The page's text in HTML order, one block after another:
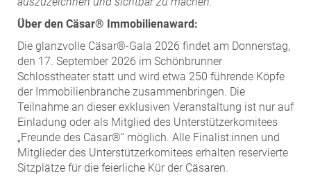
Über den Cäsar® Immobilienaward:
Die glanzvolle Cäsar®-Gala 2026 findet am Donnerstag,
den 17. September 2026 im Schönbrunner
Schlosstheater statt und wird etwa 250 führende Köpfe
der Immobilienbranche zusammenbringen. Die
Teilnahme an dieser exklusiven Veranstaltung ist nur auf
Einladung oder als Mitglied des Unterstützerkomitees
„Freunde des Cäsar®“ möglich. Alle Finalist:innen und
Mitglieder des Unterstützerkomitees erhalten reservierte
Sitzplätze für die feierliche Kür der Cäsaren.